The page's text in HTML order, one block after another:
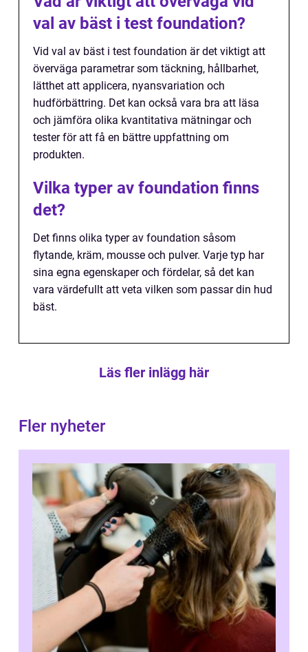
val av bäst i test foundation?
Vid val av bäst i test foundation är det viktigt att
överväga parametrar som täckning, hållbarhet,
lätthet att applicera, nyansvariation och
hudförbättring. Det kan också vara bra att läsa
och jämföra olika kvantitativa mätningar och
tester för att få en bättre uppfattning om
produkten.
Vilka typer av foundation finns
det?
Det finns olika typer av foundation såsom
flytande, kräm, mousse och pulver. Varje typ har
sina egna egenskaper och fördelar, så det kan
vara värdefullt att veta vilken som passar din hud
bäst.
Läs fler inlägg här
Fler nyheter